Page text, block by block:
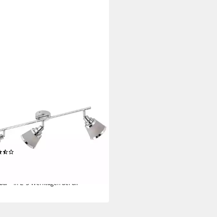
ohne Leuchtmittel,
Deckenleuchte Treppenhaus
Lichtspots, B.
- in 2-3 Werktagen bei dir